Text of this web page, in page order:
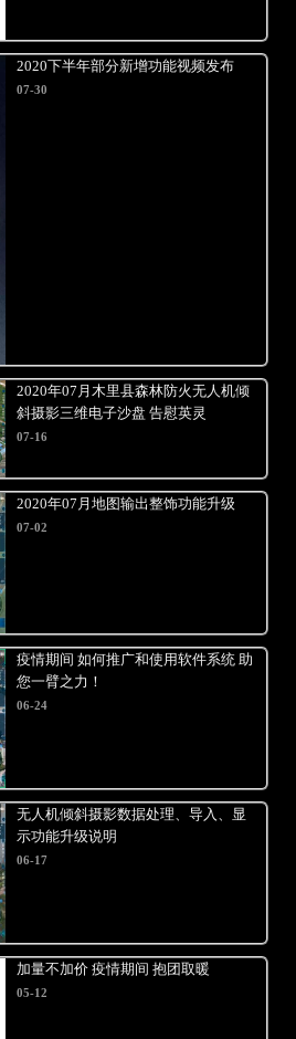
2020下半年部分新增功能视频发布
07-30
2020年07月木里县森林防火无人机倾
斜摄影三维电子沙盘 告慰英灵
07-16
2020年07月地图输出整饰功能升级
07-02
疫情期间 如何推广和使用软件系统 助
您一臂之力！
06-24
无人机倾斜摄影数据处理、导入、显
示功能升级说明
06-17
加量不加价 疫情期间 抱团取暖
05-12